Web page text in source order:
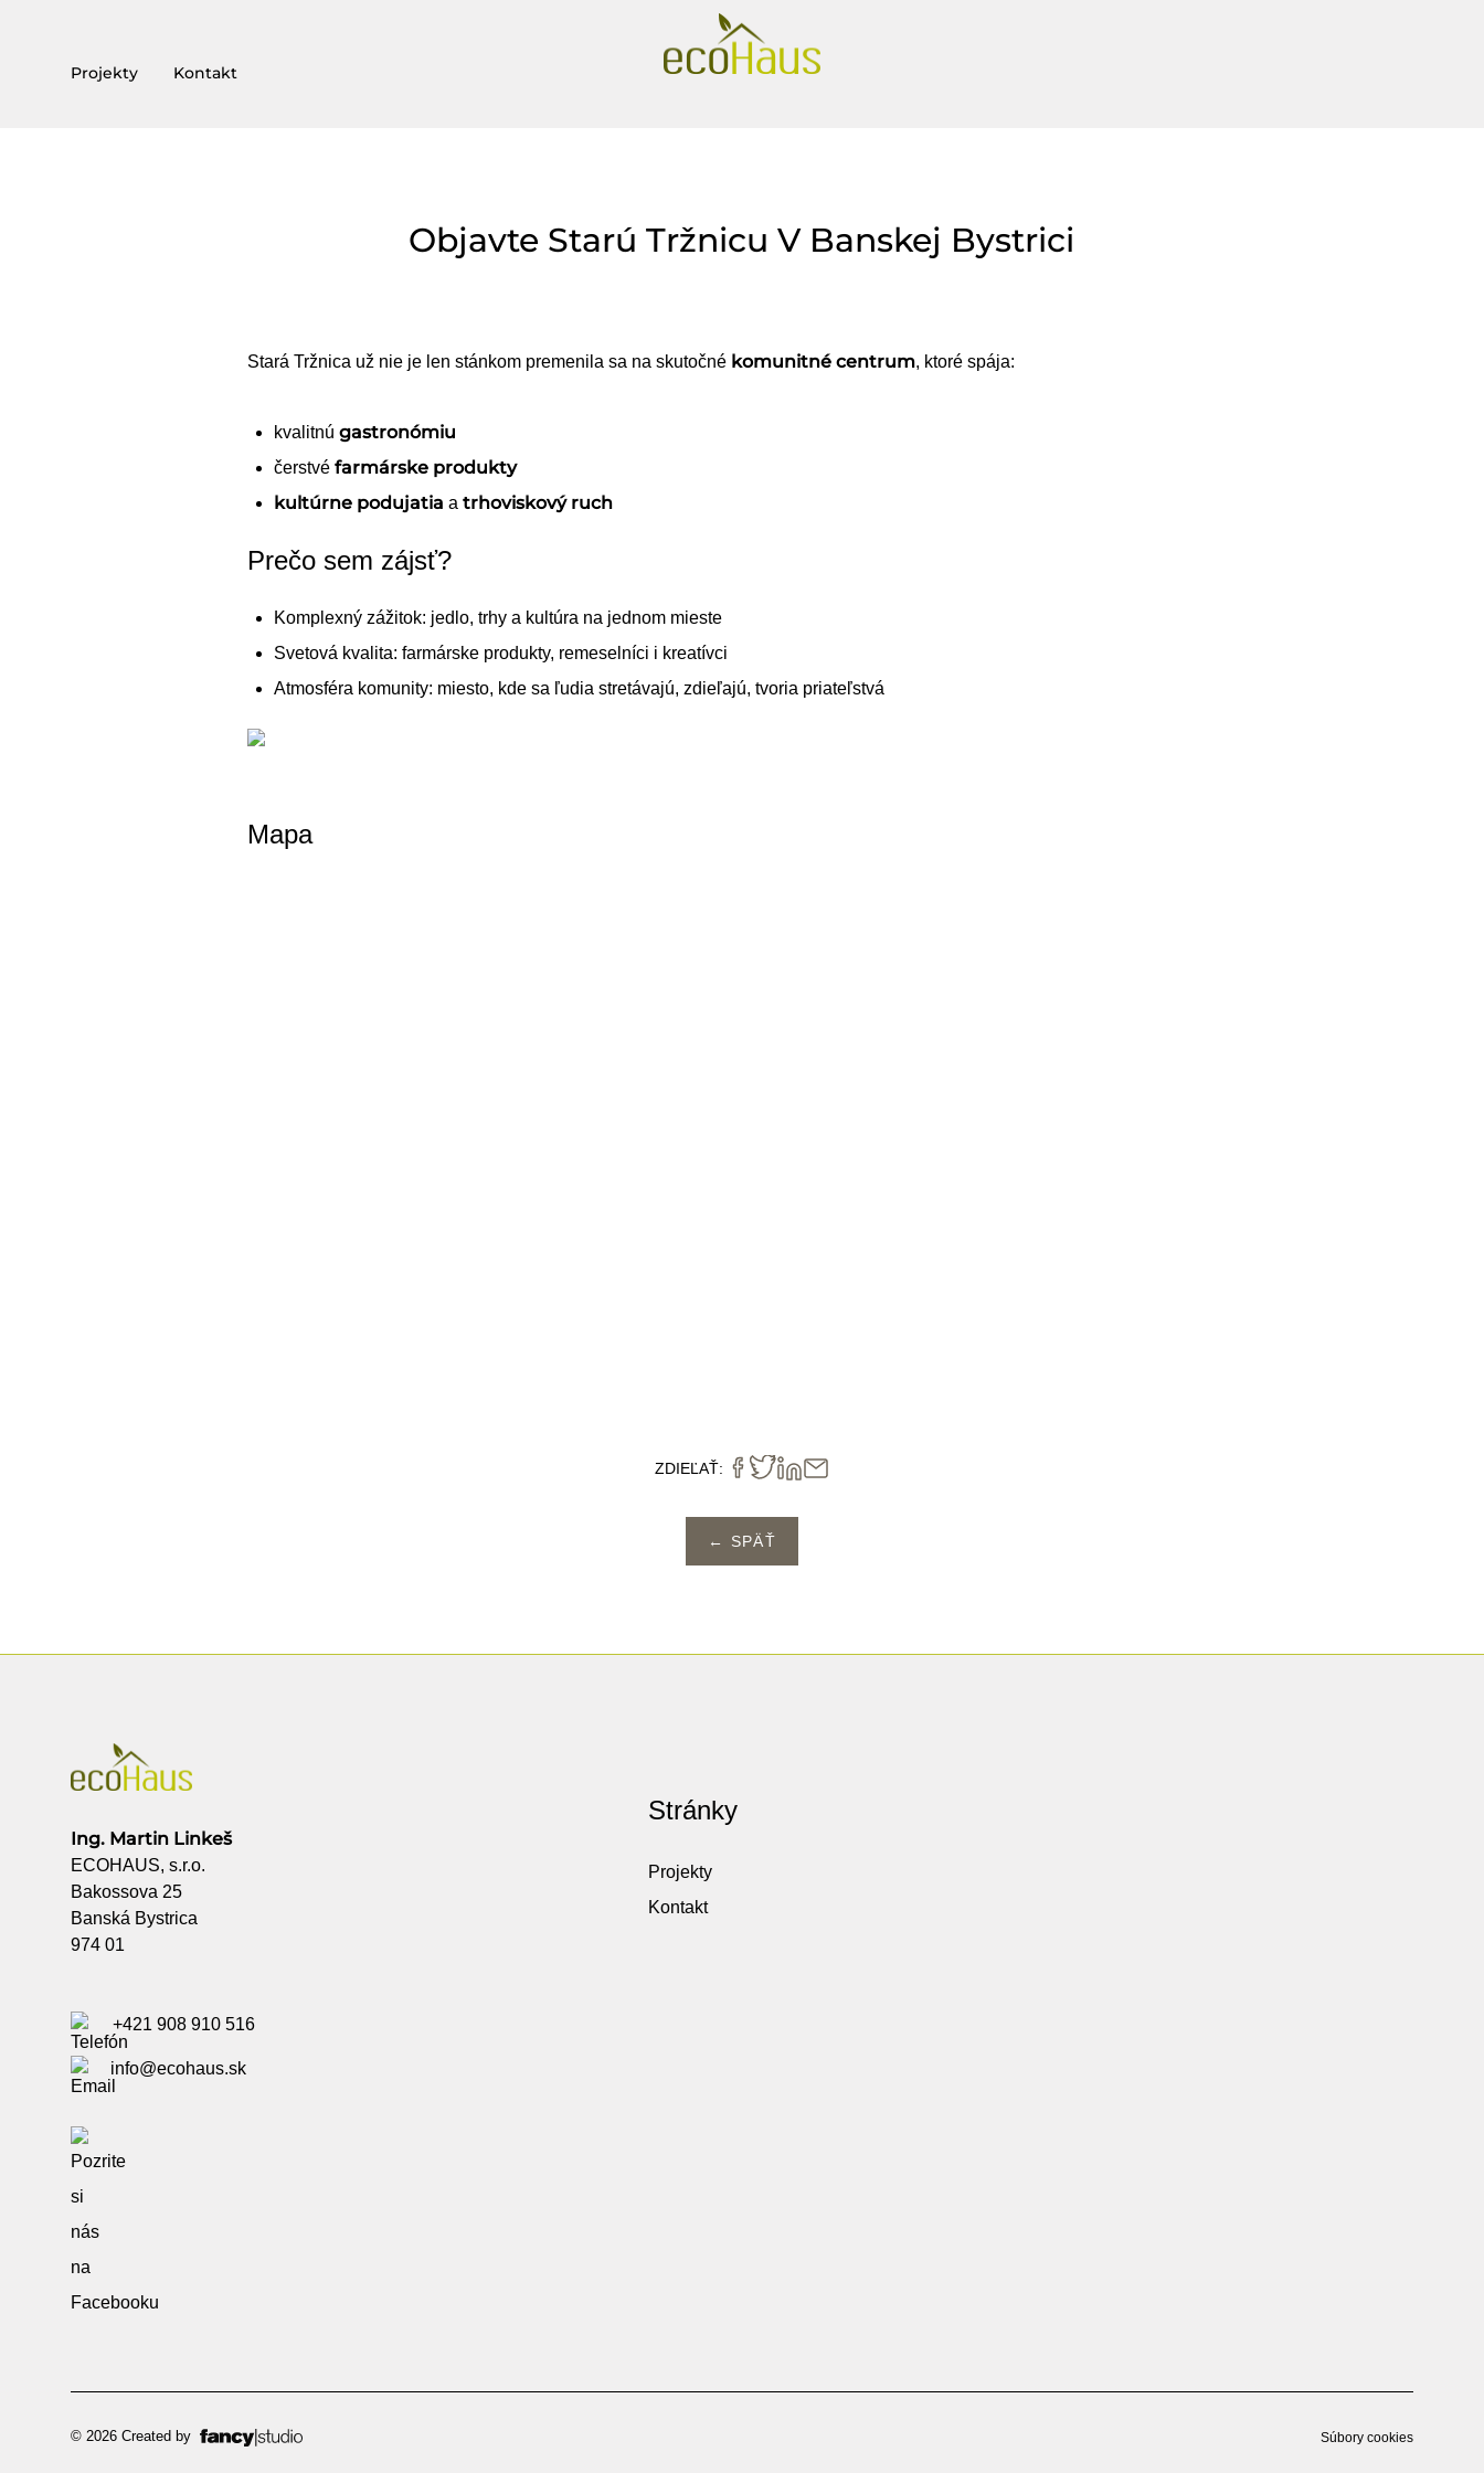
Projekty Kontakt
Objavte Starú Tržnicu V Banskej Bystrici
Stará Tržnica už nie je len stánkom premenila sa na skutočné komunitné centrum, ktoré spája:
kvalitnú gastronómiu
čerstvé farmárske produkty
kultúrne podujatia a trhoviskový ruch
Prečo sem zájsť?
Komplexný zážitok: jedlo, trhy a kultúra na jednom mieste
Svetová kvalita: farmárske produkty, remeselníci i kreatívci
Atmosféra komunity: miesto, kde sa ľudia stretávajú, zdieľajú, tvoria priateľstvá
Mapa
ZDIEĽAŤ:
← SPÄŤ
Ing. Martin Linkeš
ECOHAUS, s.r.o.
Bakossova 25
Banská Bystrica
974 01
+421 908 910 516
info@ecohaus.sk
Stránky
Projekty
Kontakt
© 2026 Created by Súbory cookies